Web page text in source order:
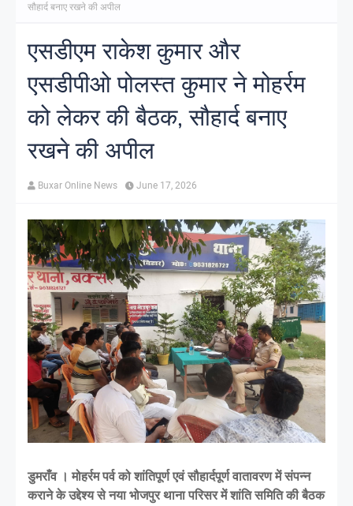
सौहार्द बनाए रखने की अपील
एसडीएम राकेश कुमार और
एसडीपीओ पोलस्त कुमार ने मोहर्रम
को लेकर की बैठक, सौहार्द बनाए
रखने की अपील
Buxar Online News June 17, 2026
डुमराँव । मोहर्रम पर्व को शांतिपूर्ण एवं सौहार्दपूर्ण वातावरण में संपन्न
कराने के उद्देश्य से नया भोजपुर थाना परिसर में शांति समिति की बैठक